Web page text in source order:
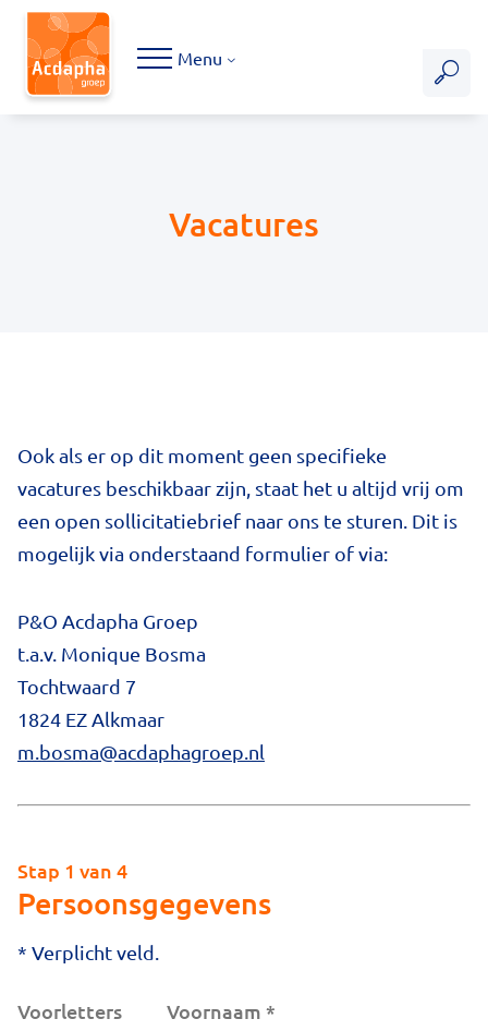
Hoofdmenu
Menu
Vacatures
Ook als er op dit moment geen specifieke
vacatures beschikbaar zijn, staat het u altijd vrij om
een open sollicitatiebrief naar ons te sturen. Dit is
mogelijk via onderstaand formulier of via:
P&O Acdapha Groep
t.a.v. Monique Bosma
Tochtwaard 7
1824 EZ Alkmaar
m.bosma@acdaphagroep.nl
Stap 1 van 4
Persoonsgegevens
* Verplicht veld.
Voorletters Voornaam *